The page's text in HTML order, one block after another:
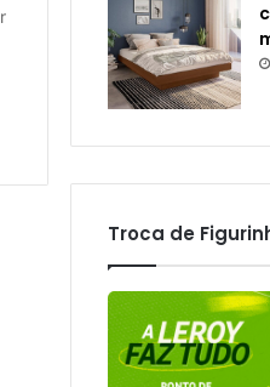
Troca de